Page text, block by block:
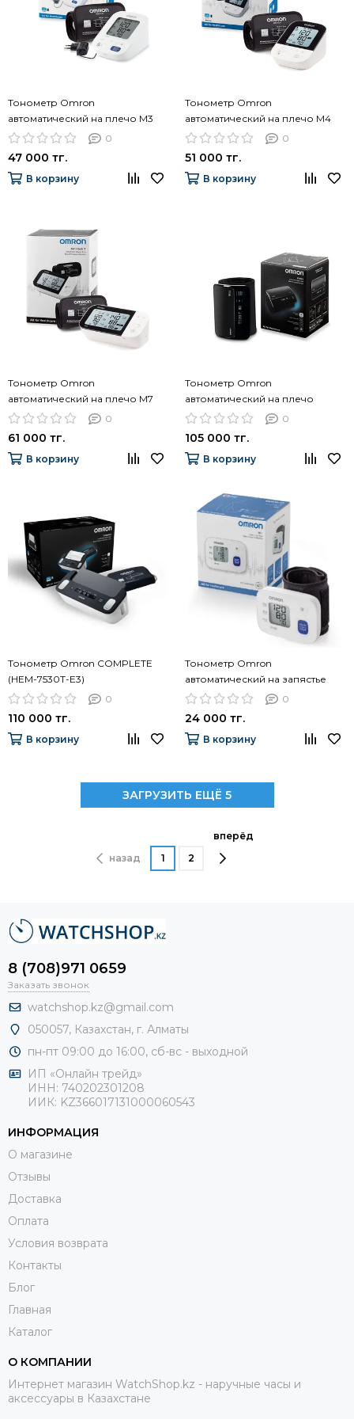
Тонометр Omron
автоматический на плечо M3
Comfort, манжета Intelli Wrap 22-
0
47 000 тг.
В корзину
Тонометр Omron
автоматический на плечо M4
Intelli IT, манжета Intelli Wrap 22-
0
51 000 тг.
В корзину
Тонометр Omron
автоматический на плечо M7
Intell IT, манжета Intelli Wrap 22-
0
61 000 тг.
В корзину
Тонометр Omron
автоматический на плечо
EVOLV, манжета Intelli Wrap 22-
0
105 000 тг.
В корзину
Тонометр Omron COMPLETE
(HEM-7530T-E3)
0
110 000 тг.
В корзину
Тонометр Omron
автоматический на запястье
RS1, HEM-6160-E
0
24 000 тг.
В корзину
ЗАГРУЗИТЬ ЕЩЁ 5
назад 1 2
вперёд
8 (708)971 0659
Заказать звонок
watchshop.kz@gmail.com
050057, Казахстан, г. Алматы
пн-пт 09:00 до 16:00, сб-вс - выходной
ИП «Онлайн трейд»
ИНН: 740202301208
ИИК: KZ366017131000060543
ИНФОРМАЦИЯ
О магазине
Отзывы
Доставка
Оплата
Условия возврата
Контакты
Блог
Главная
Каталог
О КОМПАНИИ
Интернет магазин WatchShop.kz - наручные часы и
аксессуары в Казахстане